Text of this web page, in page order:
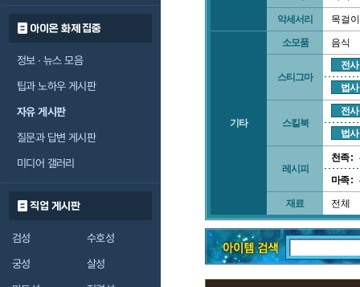
아이온 화제 집중
정보 · 뉴스 모음
팁과 노하우 게시판
자유 게시판
질문과 답변 게시판
미디어 갤러리
직업 게시판
검성
수호성
궁성
살성
악세서리 목걸이
기타
소모품 음식
스티그마
전사
법사
스킬북
전사
법사
레시피
천족 :
마족 :
재료 전체